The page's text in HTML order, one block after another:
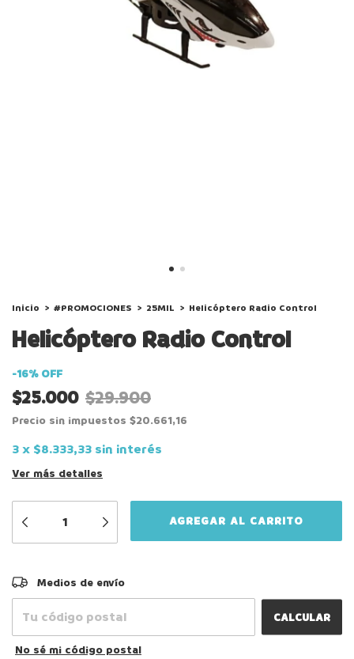
Inicio > #PROMOCIONES > 25MIL > Helicóptero Radio Control
Helicóptero Radio Control
-16% OFF
$25.000 $29.900
Precio sin impuestos $20.661,16
3x $8.333,33 sin interés
Ver más detalles
Entregas para el CP:
Medios de envío
CALCULAR
No sé mi código postal